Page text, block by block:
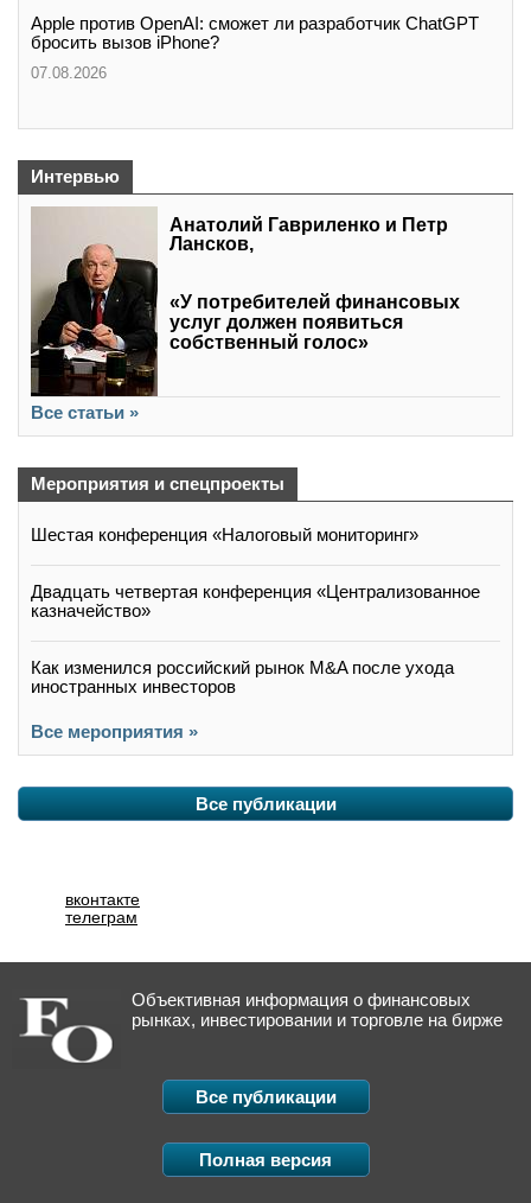
Apple против OpenAI: сможет ли разработчик ChatGPT
бросить вызов iPhone?
07.08.2026
Интервью
Анатолий Гавриленко и Петр
Лансков,
«У потребителей финансовых
услуг должен появиться
собственный голос»
Все статьи »
Мероприятия и спецпроекты
Шестая конференция «Налоговый мониторинг»
Двадцать четвертая конференция «Централизованное
казначейство»
Как изменился российский рынок M&A после ухода
иностранных инвесторов
Все мероприятия »
Все публикации
вконтакте
телеграм
Объективная информация о финансовых
рынках, инвестировании и торговле на бирже
Все публикации
Полная версия